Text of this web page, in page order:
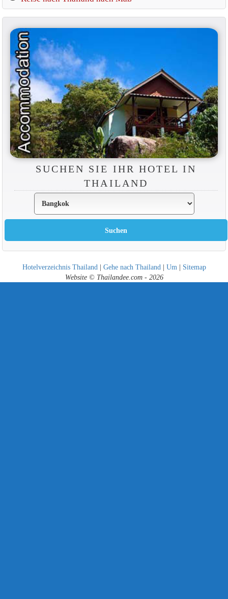
SUCHEN SIE IHR HOTEL IN
THAILAND
Hotelverzeichnis Thailand | Gehe nach Thailand | Um | Sitemap
Website © Thailandee.com - 2026